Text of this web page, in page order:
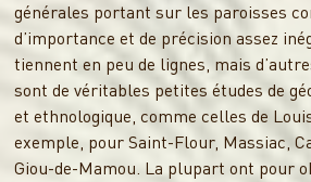
générales portant sur les paroisses
d’importance et de précision assez
tiennent en peu de lignes, mais
sont de véritables petites études de
et ethnologique, comme celles de
exemple, pour Saint-Flour, Massiac,
Giou-de-Mamou. La plupart ont pour